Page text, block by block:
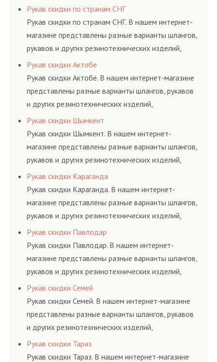
соответствующих ГОСТам, техническим условиям
и нормативам.
Рукав скидки по странам СНГ
Рукав скидки по странам СНГ. В нашем интернет-
магазине представлены разные варианты шлангов,
рукавов и других резинотехнических изделий,
соответствующих ГОСТам, техническим условиям
и нормативам.
Рукав скидки Актобе
Рукав скидки Актобе. В нашем интернет-магазине
представлены разные варианты шлангов, рукавов
и других резинотехнических изделий,
соответствующих ГОСТам, техническим условиям
и нормативам.
Рукав скидки Шымкент
Рукав скидки Шымкент. В нашем интернет-
магазине представлены разные варианты шлангов,
рукавов и других резинотехнических изделий,
соответствующих ГОСТам, техническим условиям
и нормативам.
Рукав скидки Караганда
Рукав скидки Караганда. В нашем интернет-
магазине представлены разные варианты шлангов,
рукавов и других резинотехнических изделий,
соответствующих ГОСТам, техническим условиям
и нормативам.
Рукав скидки Павлодар
Рукав скидки Павлодар. В нашем интернет-
магазине представлены разные варианты шлангов,
рукавов и других резинотехнических изделий,
соответствующих ГОСТам, техническим условиям
и нормативам.
Рукав скидки Семей
Рукав скидки Семей. В нашем интернет-магазине
представлены разные варианты шлангов, рукавов
и других резинотехнических изделий,
соответствующих ГОСТам, техническим условиям
и нормативам.
Рукав скидки Тараз
Рукав скидки Тараз. В нашем интернет-магазине